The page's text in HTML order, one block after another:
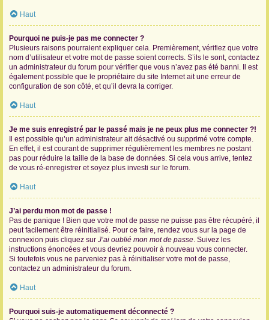
Haut
Pourquoi ne puis-je pas me connecter ?
Plusieurs raisons pourraient expliquer cela. Premièrement, vérifiez que votre
nom d’utilisateur et votre mot de passe soient corrects. S’ils le sont, contactez
un administrateur du forum pour vérifier que vous n’avez pas été banni. Il est
également possible que le propriétaire du site Internet ait une erreur de
configuration de son côté, et qu’il devra la corriger.
Haut
Je me suis enregistré par le passé mais je ne peux plus me connecter ?!
Il est possible qu’un administrateur ait désactivé ou supprimé votre compte.
En effet, il est courant de supprimer régulièrement les membres ne postant
pas pour réduire la taille de la base de données. Si cela vous arrive, tentez
de vous ré-enregistrer et soyez plus investi sur le forum.
Haut
J’ai perdu mon mot de passe !
Pas de panique ! Bien que votre mot de passe ne puisse pas être récupéré, il
peut facilement être réinitialisé. Pour ce faire, rendez vous sur la page de
connexion puis cliquez sur J’ai oublié mon mot de passe. Suivez les
instructions énoncées et vous devriez pouvoir à nouveau vous connecter.
Si toutefois vous ne parveniez pas à réinitialiser votre mot de passe,
contactez un administrateur du forum.
Haut
Pourquoi suis-je automatiquement déconnecté ?